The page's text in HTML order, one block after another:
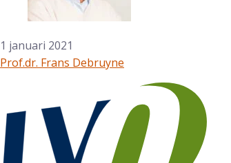
1 januari 2021
Prof.dr. Frans Debruyne